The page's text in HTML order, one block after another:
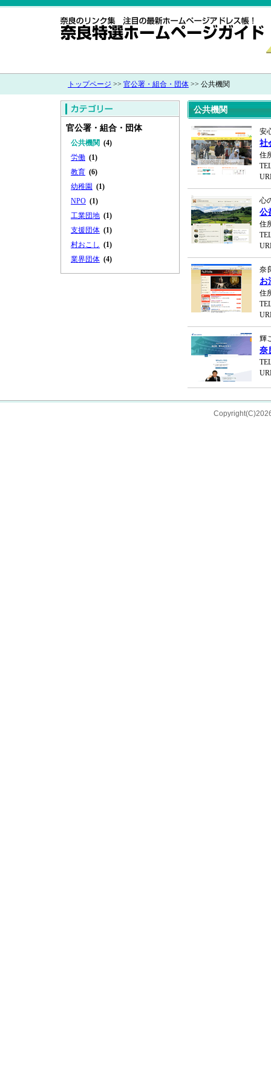
トップページ >> 官公署・組合・団体 >> 公共機関
官公署・組合・団体
公共機関 (4)
労働 (1)
教育 (6)
幼稚園 (1)
NPO (1)
工業団地 (1)
支援団体 (1)
村おこし (1)
業界団体 (4)
公共機関
安
社
住
心
公
住
奈
お
住
輝
奈